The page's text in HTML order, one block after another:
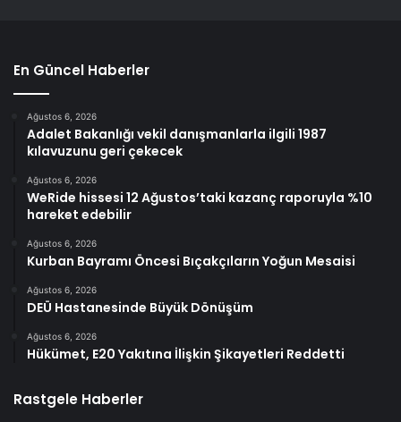
En Güncel Haberler
Ağustos 6, 2026
Adalet Bakanlığı vekil danışmanlarla ilgili 1987
kılavuzunu geri çekecek
Ağustos 6, 2026
WeRide hissesi 12 Ağustos’taki kazanç raporuyla %10
hareket edebilir
Ağustos 6, 2026
Kurban Bayramı Öncesi Bıçakçıların Yoğun Mesaisi
Ağustos 6, 2026
DEÜ Hastanesinde Büyük Dönüşüm
Ağustos 6, 2026
Hükümet, E20 Yakıtına İlişkin Şikayetleri Reddetti
Rastgele Haberler